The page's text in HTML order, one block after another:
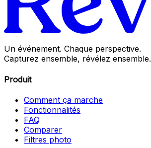
Un événement. Chaque perspective.
Capturez ensemble, révélez ensemble.
Produit
Comment ça marche
Fonctionnalités
FAQ
Comparer
Filtres photo